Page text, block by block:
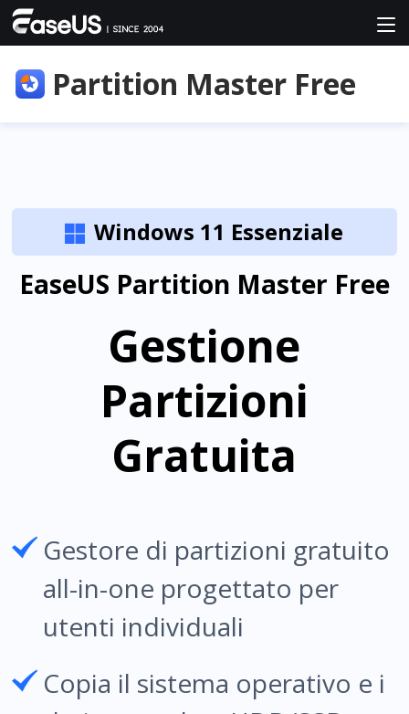
Partition Master Free
 Windows 11 Essenziale
EaseUS Partition Master Free
Gestione
Partizioni
Gratuita
Gestore di partizioni gratuito
all-in-one progettato per
utenti individuali
Copia il sistema operativo e i